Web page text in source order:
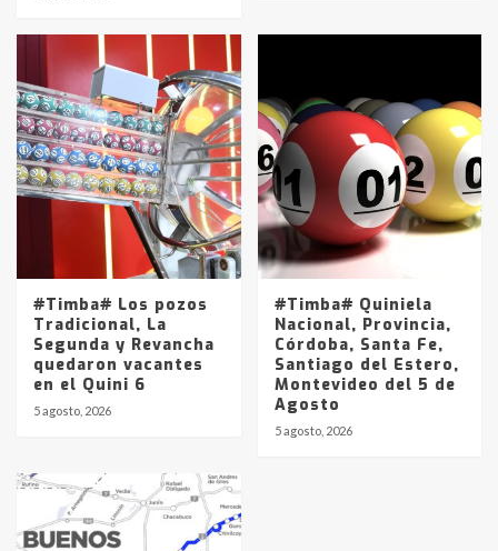
#Timba# Los pozos
Tradicional, La
Segunda y Revancha
quedaron vacantes
en el Quini 6
5 agosto, 2026
#Timba# Quiniela
Nacional, Provincia,
Córdoba, Santa Fe,
Santiago del Estero,
Montevideo del 5 de
Agosto
5 agosto, 2026